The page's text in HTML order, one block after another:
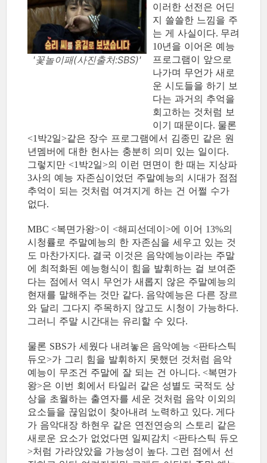
'꽃놀이패(사진출처:SBS)'
이러한 선전은 어딘
지 쓸쓸한 느낌을 주
는 게 사실이다. 무려
10년을 이어온 예능
프로그램이 앞으로
나가며 무언가 새로
운 시도들을 하기 보
다는 과거의 추억을
회고하는 것처럼 보
이기 때문이다. 물론
<1 박2일>같은 장수 프로그램에서 김종민 같은 원
년멤버에 대한 헌사는 충분히 의미 있는 일이다.
그렇지만 <1 박2일>의 이런 면면이 한 때는 지상파
3사의 예능 자존심이었던 주말예능의 시대가 점점
추억이 되는 것처럼 여겨지게 하는 건 어쩔 수가
없다.
MBC <복면가왕>이 <해피선데이>에 이어 13%의
시청률로 주말예능의 한 자존심을 세우고 있는 것
도 마찬가지다. 결국 이것은 음악예능이라는 주말
에 최적화된 예능형식이 힘을 발휘하는 걸 보여준
다는 점에서 역시 무언가 새롭지 않은 주말예능의
현재를 말해주는 것만 같다. 음악예능은 다른 장르
와 달리 그다지 주목하지 않고도 시청이 가능하다.
그러니 주말 시간대는 유리할 수 있다.
물론 SBS가 세웠다 내려놓은 음악예능 <판타스틱
듀오>가 그리 힘을 발휘하지 못했던 것처럼 음악
예능이 무조건 주말에 잘 되는 건 아니다. <복면가
왕>은 이번 회에서 타일러 같은 성별도 국적도 상
상을 초월하는 출연자를 세운 것처럼 음악 이외의
요소들을 끊임없이 찾아내려 노력하고 있다. 게다
가 음악대장 하현우 같은 연전연승의 스토리 같은
새로운 요소가 없었다면 일찌감치 <판타스틱 듀오
>처럼 가라앉았을 가능성이 높다. 그런 점에서 선